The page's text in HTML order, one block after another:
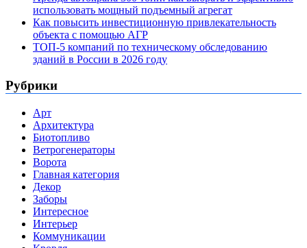
использовать мощный подъемный агрегат
Как повысить инвестиционную привлекательность
объекта с помощью АГР
ТОП-5 компаний по техническому обследованию
зданий в России в 2026 году
Рубрики
Арт
Архитектура
Биотопливо
Ветрогенераторы
Ворота
Главная категория
Декор
Заборы
Интересное
Интерьер
Коммуникации